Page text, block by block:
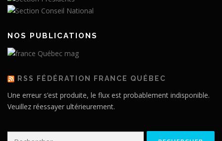
NOS PUBLICATIONS
RSS FÉDÉRATION FRANCE QUÉBEC
Une erreur s’est produite, le flux est probablement indisponible.
Veuillez réessayer ultérieurement.
Rechercher :